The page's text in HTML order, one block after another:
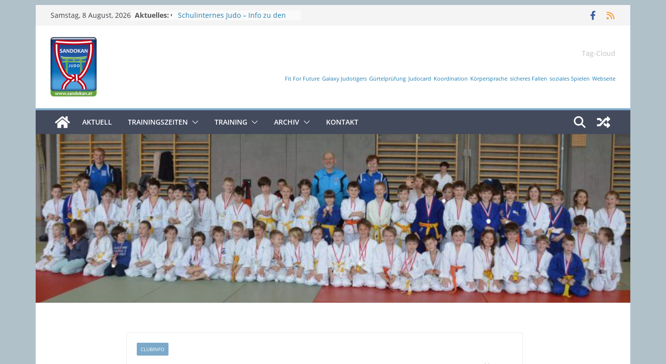
Zum
springen
Samstag, 8 August, 2026 Aktuelles:
Schulinternes Judo – Info zu den
Tag-Cloud
Fit For Future Galaxy Judotigers Gürtelprüfung Judocard Koordination Körpersprache sicheres Fallen soziales Spielen Webseite
AKTUELL TRAININGSZEITEN TRAINING ARCHIV KONTAKT
CLUBINFO